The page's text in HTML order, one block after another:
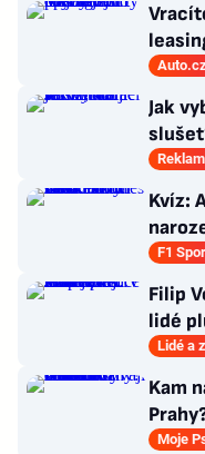
Auto.cz
Jak
Kvíz:
F1
Filip
lidé
věci
Lidé a
Kam
Moje